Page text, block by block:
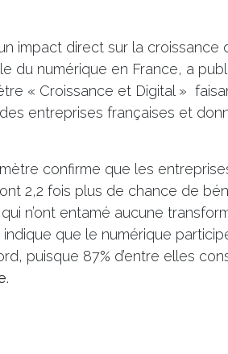
impact direct sur la croissance
du numérique en France, a
« Croissance et Digital »
entreprises françaises et
confirme que les
2,2 fois plus de chance de
n’ont entamé aucune
que le numérique
puisque 87% d’entre elles
.